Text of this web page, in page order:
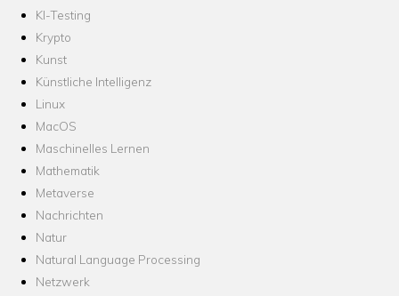
KI-Testing
Krypto
Kunst
Künstliche Intelligenz
Linux
MacOS
Maschinelles Lernen
Mathematik
Metaverse
Nachrichten
Natur
Natural Language Processing
Netzwerk